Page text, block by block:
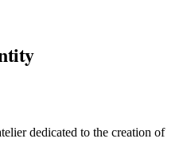
dedicated to the creation of